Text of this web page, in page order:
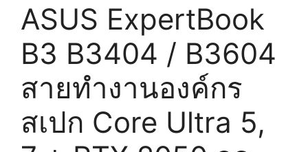
ASUS ExpertBook
B3 B3404 / B3604
สายทำงานองค์กร
สเปก Core Ultra 5,